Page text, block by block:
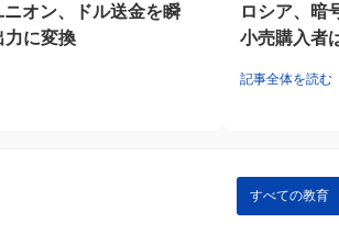
り、バリデーターが取引を確認し、ネットワー
する責任を負っています。バリデーターは、ス
す。このステーキングモデルは、ネットワーク
保するために楕円曲線デジタル署名アルゴリズ
の暗号技術を利用しています。これにより、取
ニオン、ドル送金を瞬
力に変換
ロシア、暗
小売購入者
記事全体を読む
すべての教育